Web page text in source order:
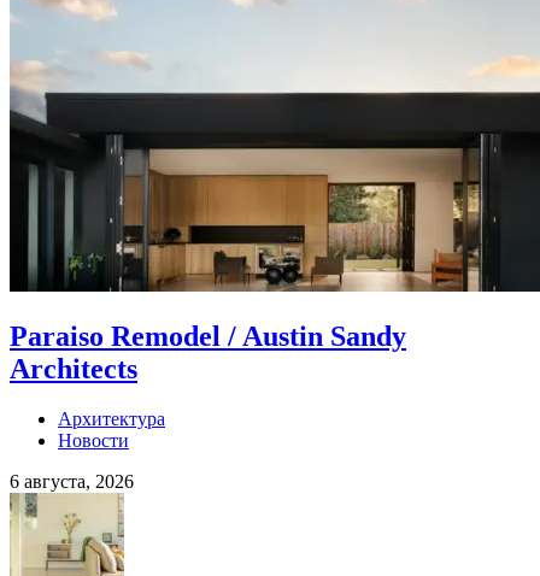
Paraiso Remodel / Austin Sandy
Architects
Архитектура
Новости
6 августа, 2026